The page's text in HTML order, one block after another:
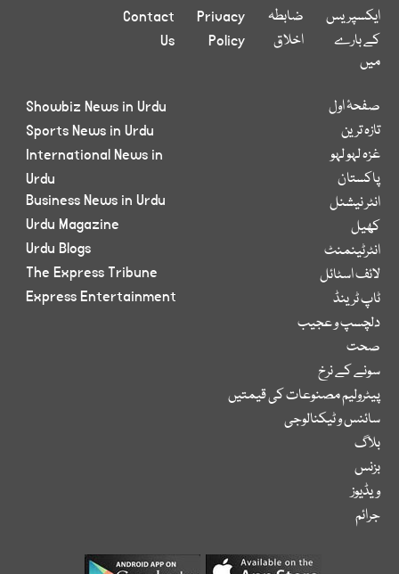
ایکسپریس
کے بارے
میں
ضابطہ
اخلاق
Privacy
Policy
Contact
Us
صفحۂ اول
تازہ ترین
غزہ لہو لہو
پاکستان
انٹر نیشنل
کھیل
انٹرٹینمنٹ
لائف اسٹائل
ٹاپ ٹرینڈ
دلچسپ و عجیب
صحت
سونے کے نرخ
پیٹرولیم مصنوعات کی قیمتیں
سائنس و ٹیکنالوجی
بلاگ
بزنس
ویڈیوز
جرائم
Showbiz News in Urdu
Sports News in Urdu
International News in
Urdu
Business News in Urdu
Urdu Magazine
Urdu Blogs
The Express Tribune
Express Entertainment